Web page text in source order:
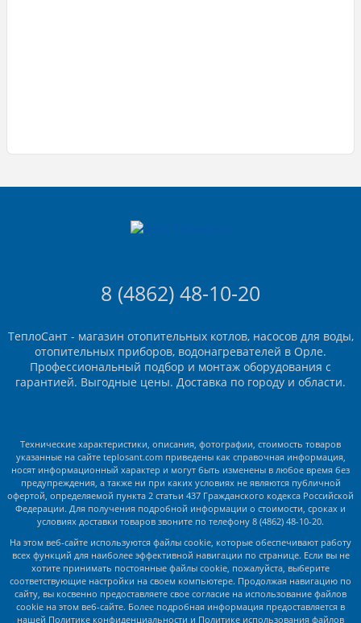
8 (4862) 48-10-20
ТеплоСант - магазин отопительных котлов, насосов для воды,
отопительных приборов, водонагревателей в Орле.
Профессиональный подбор и монтаж оборудования с
гарантией. Выгодные цены. Доставка по городу и области.
Технические характеристики, описания, фотографии, стоимость товаров
указанные на сайте teplosant.com приведены как справочная информация,
носят информационный характер и могут быть изменены в любое время без
предупреждения, а также ни при каких условиях не являются публичной
офертой, определяемой пункта 2 статьи 437 Гражданского кодекса Российской
Федерации. Для получения подробной информации о стоимости, сроках и
условиях доставки товаров звоните по телефону 8 (4862) 48-10-20.
На этом веб-сайте используются файлы cookie, которые обеспечивают работу
всех функций для наиболее эффективной навигации по странице. Если вы не
хотите принимать постоянные файлы cookie, пожалуйста, выберите
соответствующие настройки на своем компьютере. Продолжая навигацию по
сайту, вы косвенно предоставляете свое согласие на использование файлов
cookie на этом веб-сайте. Более подробная информация предоставляется в
нашей Политике конфиденциальности и Политике использования файлов